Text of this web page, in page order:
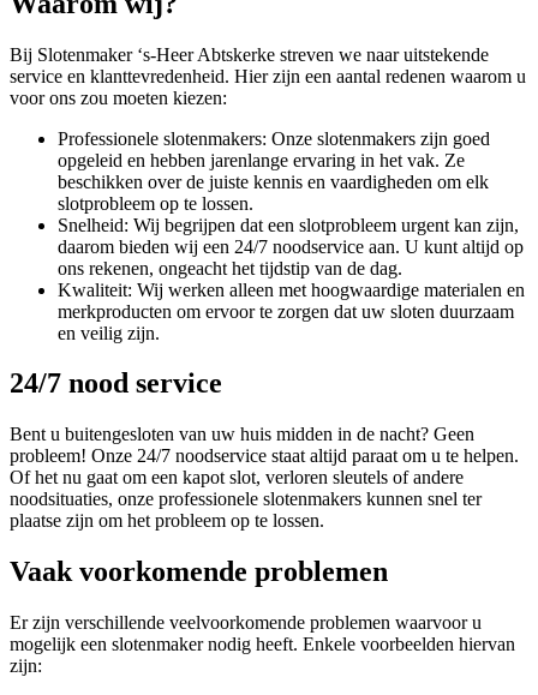
Bij Slotenmaker ‘s-Heer Abtskerke streven we naar uitstekende
service en klanttevredenheid. Hier zijn een aantal redenen waarom u
voor ons zou moeten kiezen:
Professionele slotenmakers: Onze slotenmakers zijn goed
opgeleid en hebben jarenlange ervaring in het vak. Ze
beschikken over de juiste kennis en vaardigheden om elk
slotprobleem op te lossen.
Snelheid: Wij begrijpen dat een slotprobleem urgent kan zijn,
daarom bieden wij een 24/7 noodservice aan. U kunt altijd op
ons rekenen, ongeacht het tijdstip van de dag.
Kwaliteit: Wij werken alleen met hoogwaardige materialen en
merkproducten om ervoor te zorgen dat uw sloten duurzaam
en veilig zijn.
24/7 nood service
Bent u buitengesloten van uw huis midden in de nacht? Geen
probleem! Onze 24/7 noodservice staat altijd paraat om u te helpen.
Of het nu gaat om een kapot slot, verloren sleutels of andere
noodsituaties, onze professionele slotenmakers kunnen snel ter
plaatse zijn om het probleem op te lossen.
Vaak voorkomende problemen
Er zijn verschillende veelvoorkomende problemen waarvoor u
mogelijk een slotenmaker nodig heeft. Enkele voorbeelden hiervan
zijn: